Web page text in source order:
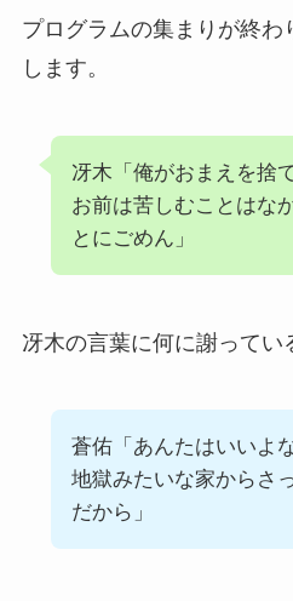
プログラムの集まりが終わ
します。
冴木「俺がおまえを捨
お前は苦しむことはな
とにごめん」
冴木の言葉に何に謝ってい
蒼佑「あんたはいいよな
地獄みたいな家からさ
だから」